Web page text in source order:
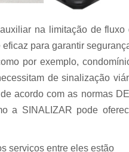
Trânsito
Pintura de
de Sinalização
Pintura Sinalização de
Pintura Sinalização Tipo
na limitação de fluxo
para garantir
por exemplo,
de sinalização
acordo com as normas
a SINALIZAR pode
serviços entre eles estão